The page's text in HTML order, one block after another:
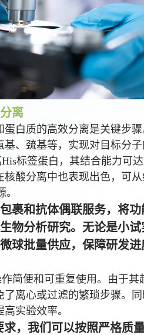
离
白质的高效分离是关键步骤
、巯基等，实现对目标分
标签蛋白，其结合能力可
酸分离中也表现出色，可
裹和抗体偶联服务，将
物分析研究。无论是小试
球批量供应，保障研发进
简便和可重复使用。由于
离心或过滤的繁琐步骤。
实验效率。
，我们可以按照严格质